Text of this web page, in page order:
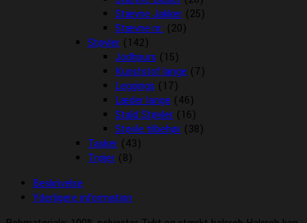
Stævne Jakker (25)
Stævne nr. (20)
Støvler (142)
Jodhpurs (15)
Kunststof lange (7)
Leggings (17)
Læder lange (46)
Stald Støvler (16)
Støvle tilbehør (38)
Tasker (43)
Trøjer (8)
Beskrivelse
Yderligere information